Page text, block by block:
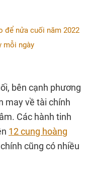
để nửa cuối năm 2022
mỗi ngày
bên cạnh phương
may về tài chính
Các hành tinh
12 cung hoàng
cũng có nhiều